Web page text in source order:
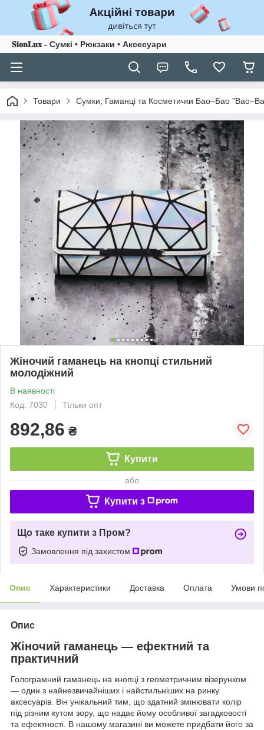
𝐒𝐢𝐨𝐧𝐋𝐮𝐱 - Сумкі • Рюкзаки • Аксесуари
Товари Сумки, Гаманці та Косметички Бао–Бао
Жіночий гаманець на кнопці стильний
молодіжний
В наявності
Код: 7030
Тільки опт
892,86 ₴
Купити
або
Купити з
Що таке купити з Пром?
Замовлення під захистом
Опис Характеристики Доставка Оплата Умови
Опис
Жіночий гаманець — ефектний та
практичний
Голограмний гаманець на кнопці з геометричним візерунком
— один з найнезвичайніших і найстильніших на ринку
аксесуарів. Він унікальний тим, що здатний змінювати колір
під різним кутом зору, що надає йому особливої загадковості
та ефектності. В нашому магазині ви можете придбати його за